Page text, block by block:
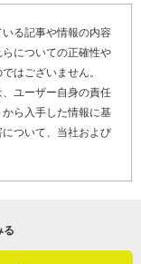
～30年で錆びて
い、それが雨漏
釘を使うので、
んですが、今回
れた瓦の周辺、
フィングを敷き、
しました。鉄釘を
室内への水漏れ
目を継ぐ予定で
会社の強みです
れのケースに合
なので、屋根以
ことで呼んでい
せいただけたら
常にお客さまの
る記事や情報の内容
についての正確性や
はございません。
ユーザー自身の責任
ら入手した情報に基
ついて、当社および
る